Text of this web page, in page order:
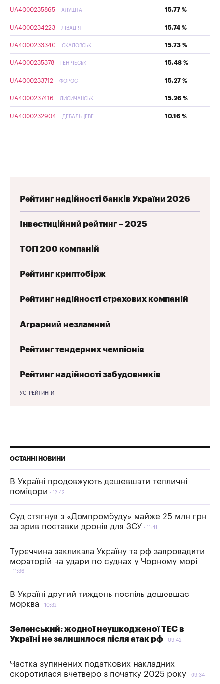
UA4000235865 АЛУШТА 15.77 %
UA4000234223 ЛІВАДІЯ 15.74 %
UA4000233340 СКАДОВСЬК 15.73 %
UA4000235378 ГЕНІЧЕСЬК 15.48 %
UA4000233712 ФОРОС 15.27 %
UA4000237416 ЛИСИЧАНСЬК 15.26 %
UA4000232904 ДЕБАЛЬЦЕВЕ 10.16 %
Рейтинг надійності банків України 2026
Інвестиційний рейтинг – 2025
ТОП 200 компаній
Рейтинг криптобірж
Рейтинг надійності страхових компаній
Аграрний незламний
Рейтинг тендерних чемпіонів
Рейтинг надійності забудовників
УСІ РЕЙТИНГИ
ОСТАННІ НОВИНИ
В Україні продовжують дешевшати тепличні
помідори
12:42
Суд стягнув з «Домпромбуду» майже 25 млн грн
за зрив поставки дронів для ЗСУ
11:41
Туреччина закликала Україну та рф запровадити
мораторій на удари по суднах у Чорному морі
11:36
В Україні другий тиждень поспіль дешевшає
морква
10:32
Зеленський: жодної неушкодженої ТЕС в
Україні не залишилося після атак рф
09:42
Частка зупинених податкових накладних
скоротилася вчетверо з початку 2025 року
09:34